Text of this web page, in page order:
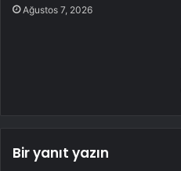
Ağustos 7, 2026
Bir yanıt yazın